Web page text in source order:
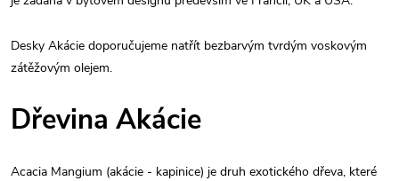
Desky Akácie doporučujeme natřít bezbarvým tvrdým voskovým
zátěžovým olejem.
Dřevina Akácie
Acacia Mangium (akácie - kapinice) je druh exotického dřeva, které